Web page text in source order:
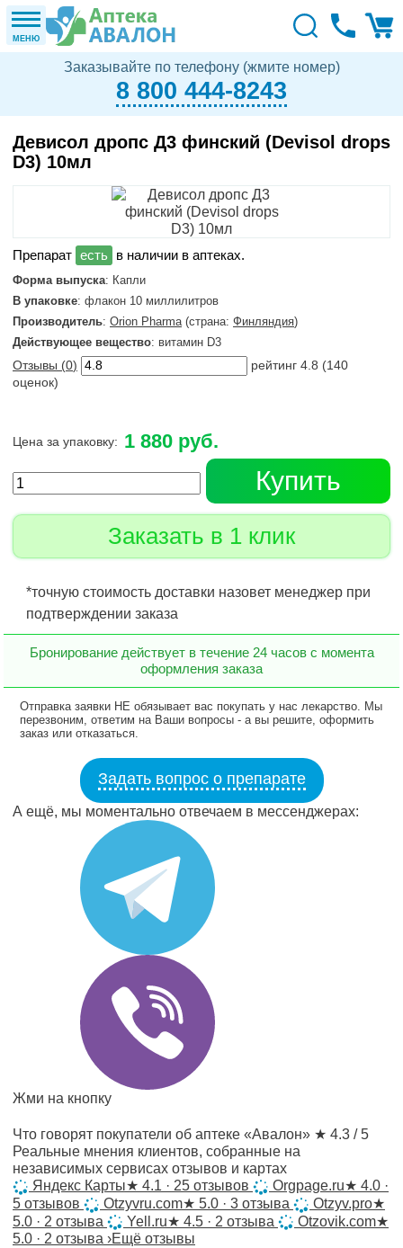
МЕНЮ
Заказывайте по телефону (жмите номер)
8 800 444-8243
Девисол дропс Д3 финский (Devisol drops
D3) 10мл
в наличии в аптеках.
Форма выпуска: Капли
В упаковке: флакон 10 миллилитров
Производитель: Orion Pharma(страна: Финляндия)
Действующее вещество: витамин D3
Отзывы (0) рейтинг 4.8 (140
оценок)
Цена за упаковку: 1 880 руб.
Купить
Заказать в 1 клик
*точную стоимость доставки назовет менеджер при
подтверждении заказа
Бронирование действует в течение 24 часов с момента
оформления заказа
Отправка заявки НЕ обязывает вас покупать у нас лекарство. Мы
перезвоним, ответим на Ваши вопросы - а вы решите, оформить
заказ или отказаться.
Задать вопрос о препарате
А ещё, мы моментально отвечаем в мессенджерах:
Жми на кнопку
Что говорят покупатели об аптеке «Авалон» ★ 4.3 / 5
Реальные мнения клиентов, собранные на
независимых сервисах отзывов и картах
Яндекс Карты★ 4.1 · 25 отзывов Orgpage.ru★ 4.0 ·
5 отзывов
Otzyvru.com★ 5.0 · 3 отзыва Otzyv.pro★
5.0 · 2 отзыва
Yell.ru★ 4.5 · 2 отзыва Otzovik.com★
5.0 · 2 отзыва ›Ещё отзывы